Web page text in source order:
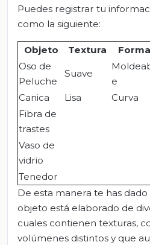
Puedes registrar tu
como la siguiente:
Objeto Textura Forma
Oso de
Peluche
Suave
e
Canica Lisa Curva
Fibra de
trastes
Vaso de
vidrio
Tenedor
De esta manera te has
objeto está elaborado de
cuales contienen texturas,
volúmenes distintos y que